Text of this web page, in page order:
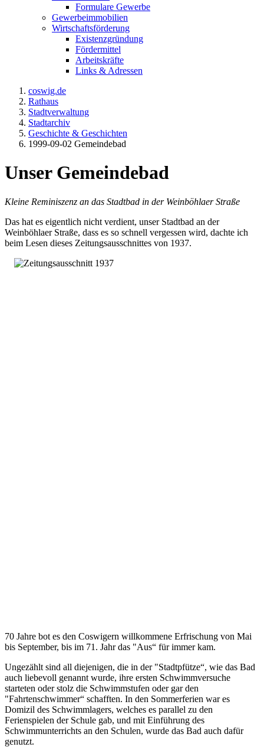
Formulare Gewerbe
Gewerbeimmobilien
Wirtschaftsförderung
Existenzgründung
Fördermittel
Arbeitskräfte
Links & Adressen
coswig.de
Rathaus
Stadtverwaltung
Stadtarchiv
Geschichte & Geschichten
1999-09-02 Gemeindebad
Unser Gemeindebad
Kleine Reminiszenz an das Stadtbad in der Weinböhlaer Straße
Das hat es eigentlich nicht verdient, unser Stadtbad an der
Weinböhlaer Straße, dass es so schnell vergessen wird, dachte ich
beim Lesen dieses Zeitungsausschnittes von 1937.
70 Jahre bot es den Coswigern willkommene Erfrischung von Mai
bis September, bis im 71. Jahr das "Aus“ für immer kam.
Ungezählt sind all diejenigen, die in der "Stadtpfütze“, wie das Bad
auch liebevoll genannt wurde, ihre ersten Schwimmversuche
starteten oder stolz die Schwimmstufen oder gar den
"Fahrtenschwimmer“ schafften. In den Sommerferien war es
Domizil des Schwimmlagers, welches es parallel zu den
Ferienspielen der Schule gab, und mit Einführung des
Schwimmunterrichts an den Schulen, wurde das Bad auch dafür
genutzt.